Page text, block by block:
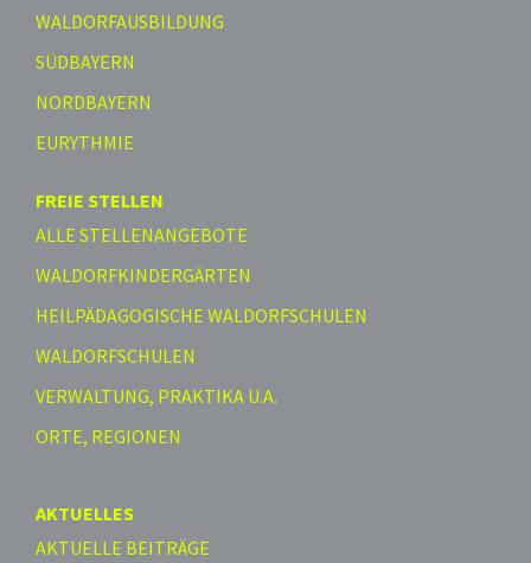
WALDORFAUSBILDUNG
SÜDBAYERN
NORDBAYERN
EURYTHMIE
FREIE STELLEN
ALLE STELLENANGEBOTE
WALDORFKINDERGÄRTEN
HEILPÄDAGOGISCHE WALDORFSCHULEN
WALDORFSCHULEN
VERWALTUNG, PRAKTIKA U.A.
ORTE, REGIONEN
AKTUELLES
AKTUELLE BEITRÄGE